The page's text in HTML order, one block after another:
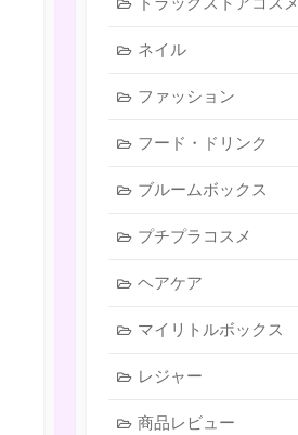
ネイル
ファッション
フード・ドリンク
ブルームボックス
プチプラコスメ
ヘアケア
マイリトルボックス
レジャー
商品レビュー